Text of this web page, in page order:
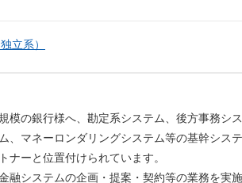
立系）
模の銀行様へ、勘定系システム、後方事務シ
、マネーロンダリングシステム等の基幹シス
ナーと位置付けられています。
融システムの企画・提案・契約等の業務を実